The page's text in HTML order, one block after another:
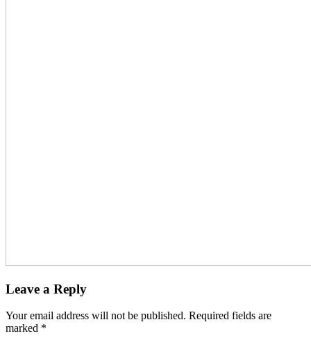
Leave a Reply
Your email address will not be published. Required fields are
marked *